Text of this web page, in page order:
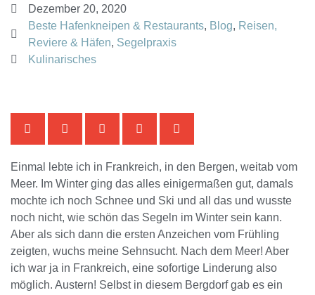
Dezember 20, 2020
Beste Hafenkneipen & Restaurants, Blog, Reisen,
Reviere & Häfen, Segelpraxis
Kulinarisches
Einmal lebte ich in Frankreich, in den Bergen, weitab vom
Meer. Im Winter ging das alles einigermaßen gut, damals
mochte ich noch Schnee und Ski und all das und wusste
noch nicht, wie schön das Segeln im Winter sein kann.
Aber als sich dann die ersten Anzeichen vom Frühling
zeigten, wuchs meine Sehnsucht. Nach dem Meer! Aber
ich war ja in Frankreich, eine sofortige Linderung also
möglich. Austern! Selbst in diesem Bergdorf gab es ein